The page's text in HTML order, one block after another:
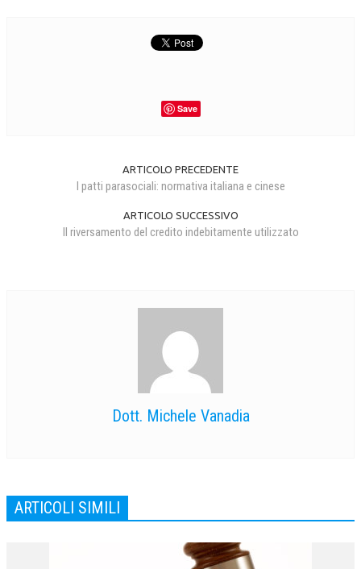
Save
ARTICOLO PRECEDENTE
I patti parasociali: normativa italiana e cinese
ARTICOLO SUCCESSIVO
Il riversamento del credito indebitamente utilizzato
Dott. Michele Vanadia
ARTICOLI SIMILI